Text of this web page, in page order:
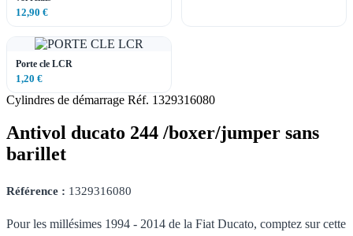
12,90 €
Porte cle LCR
1,20 €
Cylindres de démarrage Réf. 1329316080
Antivol ducato 244 /boxer/jumper sans
barillet
Référence : 1329316080
Pour les millésimes 1994 - 2014 de la Fiat Ducato, comptez sur cette